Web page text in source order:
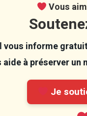
Vous
vous informe
à préserver
Je